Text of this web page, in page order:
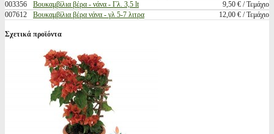
003356
Βουκαμβίλια βέρα - νάνα - Γλ. 3,5 lt
9,50 € / Τεμάχιο
007612
Βουκαμβίλια βέρα νάνα - γλ 5-7 λιτρα 12,00 € / Τεμάχιο
Σχετικά προϊόντα